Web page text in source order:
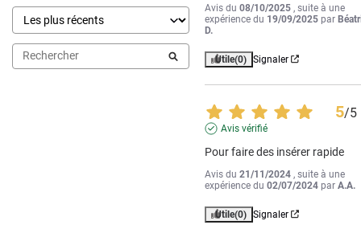
Avis du08/10/2025 , suite à une
expérience du 19/09/2025 par
D.
Utile(0) Signaler
5/5
Avis vérifié
Pour faire des insérer rapide
Avis du21/11/2024 , suite à une
expérience du02/07/2024 parA.A.
Utile(0) Signaler